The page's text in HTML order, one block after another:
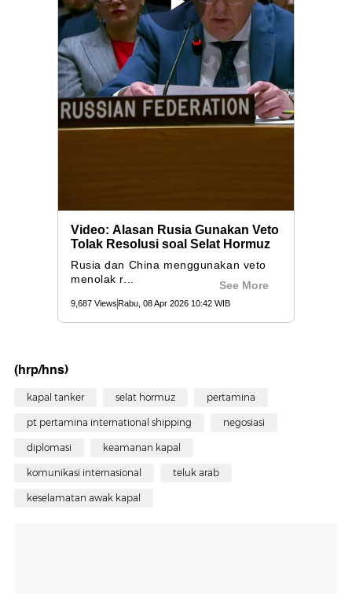
(hrp/hns)
kapal tanker selat hormuz pertamina
pt pertamina international shipping negosiasi
diplomasi keamanan kapal
komunikasi internasional teluk arab
keselamatan awak kapal